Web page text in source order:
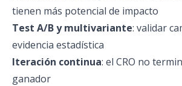
tienen más potencial de impacto
Test A/B y multivariante: validar
evidencia estadística
Iteración continua: el CRO no
ganador